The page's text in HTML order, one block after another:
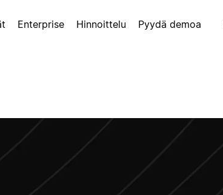
Enterprise Hinnoittelu Pyydä demoa